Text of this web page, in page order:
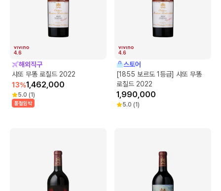
4.6
해외직구
샤또 무똥 로칠드 2022
13%1,462,000
5.0 (1)
품절임박
4.6
스토어
[1855 보르도 1등급] 샤또 무똥
로칠드 2022
1,990,000
5.0 (1)